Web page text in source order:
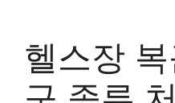
헬스장